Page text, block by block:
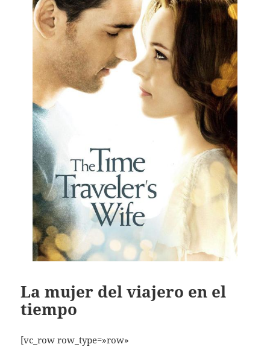
La mujer del viajero en el
tiempo
[vc_row row_type=»row»